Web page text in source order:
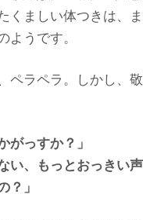
くましい体つきは、
ようです。
ペラペラ。しかし、
がっすか？」
い、
もっとおっきい声
？」